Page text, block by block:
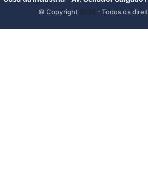
© Copyright 2026 - Todos os